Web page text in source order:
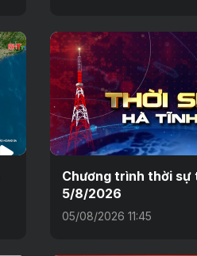
Chương trình thời sự
5/8/2026
05/08/2026 11:45